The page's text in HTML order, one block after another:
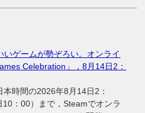
ゲームが勢ぞろい。オンライ
Celebration」，8月14日2：
時間の2026年8月14日2：
：00）まで，Steamでオンラ